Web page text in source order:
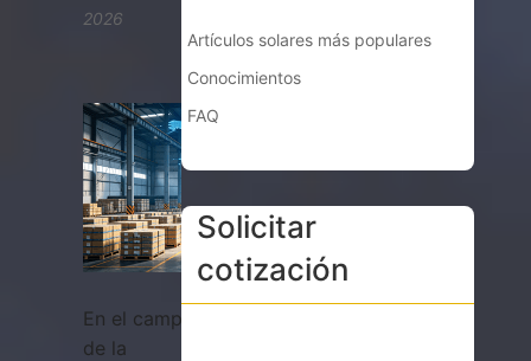
2026
En el campo
de la
Artículos solares más populares
Conocimientos
FAQ
Solicitar
cotización